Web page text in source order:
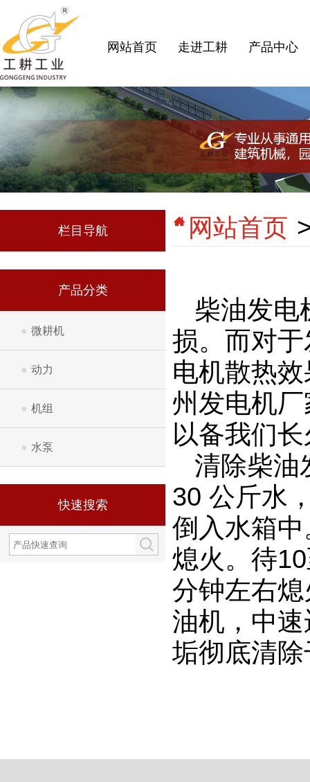
网站首页 走进工耕 产品中心
栏目导航
产品分类
● 微耕机
● 动力
● 机组
● 水泵
快速搜索
网站首页
柴油发电
损。而对
电机散热
州发电机
以备我们
清除柴油
30 公斤水
倒入水箱
熄火。待
分钟左右
油机，中
垢彻底清